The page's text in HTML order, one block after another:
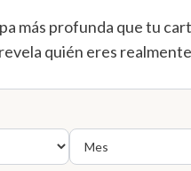
más profunda que tu
quién eres